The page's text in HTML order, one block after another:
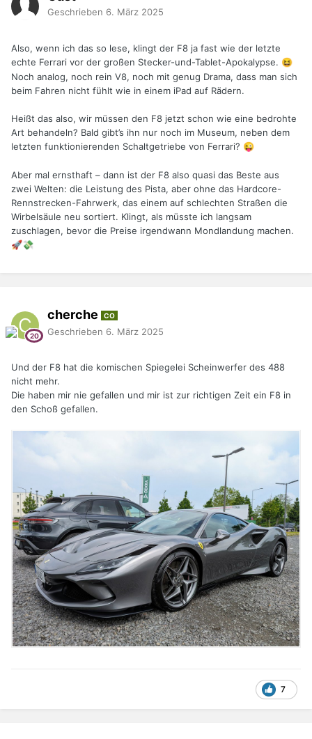
Geschrieben 6. März 2025
Also, wenn ich das so lese, klingt der F8 ja fast wie der letzte
echte Ferrari vor der großen Stecker-und-Tablet-Apokalypse. 😆
Noch analog, noch rein V8, noch mit genug Drama, dass man sich
beim Fahren nicht fühlt wie in einem iPad auf Rädern.
Heißt das also, wir müssen den F8 jetzt schon wie eine bedrohte
Art behandeln? Bald gibt’s ihn nur noch im Museum, neben dem
letzten funktionierenden Schaltgetriebe von Ferrari? 😜
Aber mal ernsthaft – dann ist der F8 also quasi das Beste aus
zwei Welten: die Leistung des Pista, aber ohne das Hardcore-
Rennstrecken-Fahrwerk, das einem auf schlechten Straßen die
Wirbelsäule neu sortiert. Klingt, als müsste ich langsam
zuschlagen, bevor die Preise irgendwann Mondlandung machen.
🚀💸
cherche CO
Geschrieben 6. März 2025
Und der F8 hat die komischen Spiegelei Scheinwerfer des 488
nicht mehr.
Die haben mir nie gefallen und mir ist zur richtigen Zeit ein F8 in
den Schoß gefallen.
7